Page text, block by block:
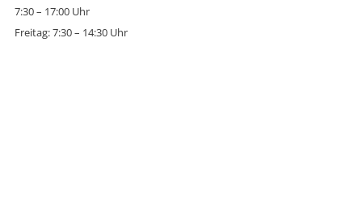
7:30 – 17:00 Uhr
Freitag: 7:30 – 14:30 Uhr